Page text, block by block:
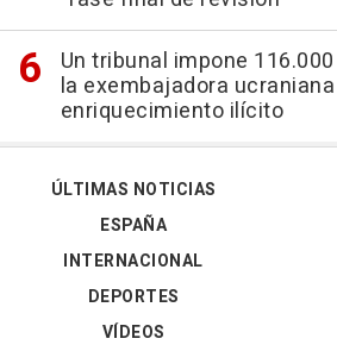
Un tribunal impone
la exembajadora ucraniana
enriquecimiento ilícito
ÚLTIMAS NOTICIAS
ESPAÑA
INTERNACIONAL
DEPORTES
VÍDEOS